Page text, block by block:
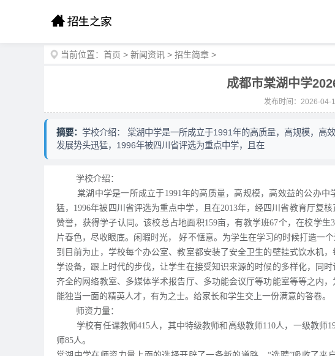
当前位置： 首页 > 新闻资讯 > 招生简章 >
成都市棠湖中学
发布时间：2026-04-
摘要： 学校介绍： 棠湖中学是一所成立于1991年的高质量，高规模，高
发展势头迅猛，1996年被四川省评选为重点中学，且在
学校介绍：
棠湖中学是一所成立于1991年的高质量，高规模，高效益的公办中
猛，1996年被四川省评选为重点中学，且在2013年，经四川省教育厅复
赞誉，获得学子认同。该校总占地面积159亩，有教学班67个，在校学
片春色，尽收眼底。闲暇时光， 好不惬意。为学生在学习的时候打造一
到目前为止，学校每个办公室、教室都安装了安全卫生的壁挂式饮水机
学设备，跟上时代的步伐，让学生在接受知识来源的时候的多样化，同
齐全的网络教室、多媒体学术报告厅、多功能会议厅等功能室等等之内
能独当一面的精英人才，有为之士。给家长和学生交上一份满意的答卷。
师资力量：
学校有任课教师415人，其中特级教师和高级教师110人，一级教师
师85人。